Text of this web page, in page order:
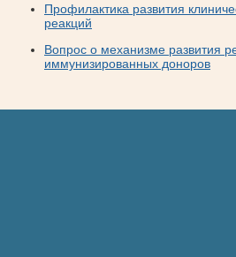
Профилактика развития
реакций
Вопрос о механизме развития
иммунизированных доноров